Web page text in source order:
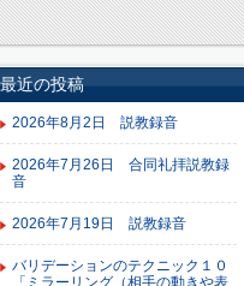
最近の投稿
2026年8月2日 説教録音
2026年7月26日 合同礼拝説教録
音
2026年7月19日 説教録音
バリデーションのテクニック１０